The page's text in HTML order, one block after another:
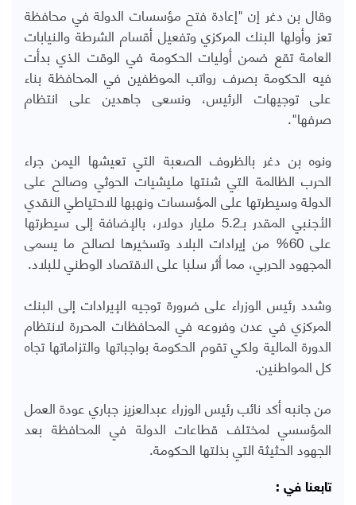
وقال بن دغر إن "إعادة فتح مؤسسات الدولة في محافظة
تعز وأولها البنك المركزي وتفعيل أقسام الشرطة والنيابات
العامة تقع ضمن أوليات الحكومة في الوقت الذي بدأت
فيه الحكومة بصرف رواتب الموظفين في المحافظة بناء
على توجيهات الرئيس، ونسعى جاهدين على انتظام
صرفها".
ونوه بن دغر بالظروف الصعبة التي تعيشها اليمن جراء
الحرب الظالمة التي شنتها مليشيات الحوثي وصالح على
الدولة وسيطرتها على المؤسسات ونهبها للاحتياطي النقدي
الأجنبي المقدر بـ5.2 مليار دولار، بالإضافة إلى سيطرتها
على 60 % من إيرادات البلاد وتسخيرها لصالح ما يسمى
المجهود الحربي، مما أثر سلبا على الاقتصاد الوطني للبلاد.
وشدد رئيس الوزراء على ضرورة توجيه الإيرادات إلى البنك
المركزي في عدن وفروعه في المحافظات المحررة لانتظام
الدورة المالية ولكي تقوم الحكومة بواجباتها والتزاماتها تجاه
كل المواطنين.
من جانبه أكد نائب رئيس الوزراء عبدالعزيز جباري عودة العمل
المؤسسي لمختلف قطاعات الدولة في المحافظة بعد
الجهود الحثيثة التي بذلتها الحكومة.
تابعنا في :